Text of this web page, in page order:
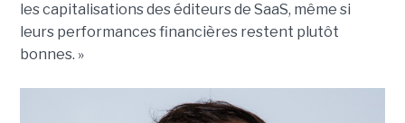
les capitalisations des éditeurs de SaaS, même si
leurs performances financières restent plutôt
bonnes. »